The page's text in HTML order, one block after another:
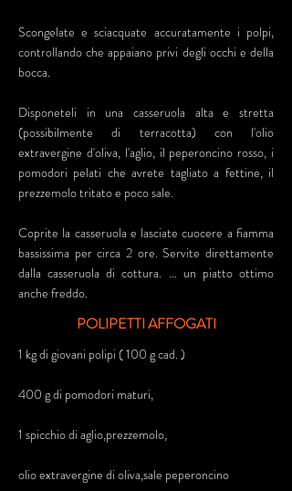
Scongelate e sciacquate accuratamente i polpi,
controllando che appaiano privi degli occhi e della
bocca.
Disponeteli in una casseruola alta e stretta
(possibilmente di terracotta) con l'olio
extravergine d'oliva, l'aglio, il peperoncino rosso, i
pomodori pelati che avrete tagliato a fettine, il
prezzemolo tritato e poco sale.
Coprite la casseruola e lasciate cuocere a fiamma
bassissima per circa 2 ore. Servite direttamente
dalla casseruola di cottura. ... un piatto ottimo
anche freddo.
POLIPETTI AFFOGATI
1 kg di giovani polipi ( 100 g cad. )
400 g di pomodori maturi,
1 spicchio di aglio,prezzemolo,
olio extravergine di oliva,sale peperoncino